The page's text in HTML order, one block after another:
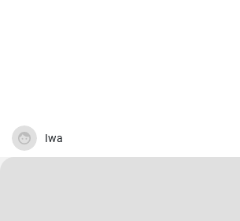
Iwa